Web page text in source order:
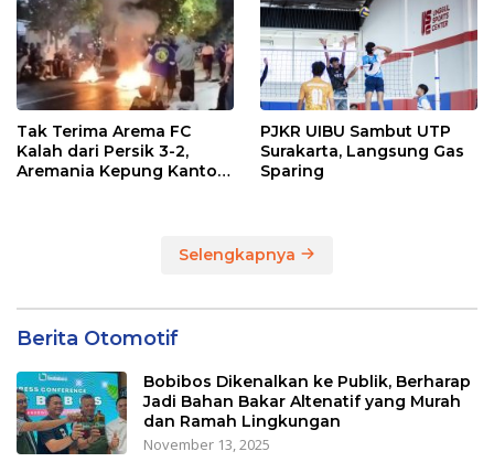
Tak Terima Arema FC
Kalah dari Persik 3-2,
Aremania Kepung Kantor
PJKR UIBU Sambut UTP
Surakarta, Langsung Gas
Sparing
Selengkapnya
Berita Otomotif
Bobibos Dikenalkan ke Publik, Berharap
Jadi Bahan Bakar Altenatif yang Murah
dan Ramah Lingkungan
November 13, 2025